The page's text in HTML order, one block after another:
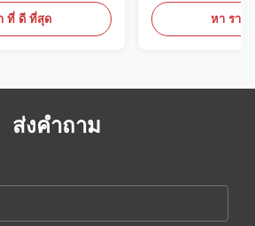
ที่ ดี ที่สุด หา ราค
ส่งคำถาม